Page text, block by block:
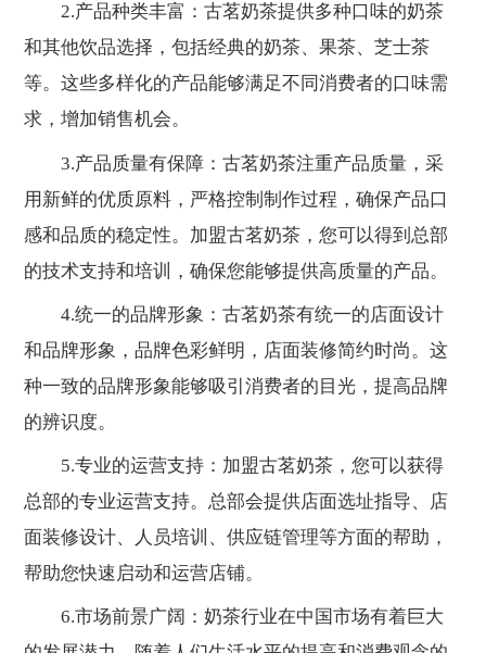
2.产品种类丰富：古茗奶茶提供多种口味的奶茶
和其他饮品选择，包括经典的奶茶、果茶、芝士茶
等。这些多样化的产品能够满足不同消费者的口味需
求，增加销售机会。
3.产品质量有保障：古茗奶茶注重产品质量，采
用新鲜的优质原料，严格控制制作过程，确保产品口
感和品质的稳定性。加盟古茗奶茶，您可以得到总部
的技术支持和培训，确保您能够提供高质量的产品。
4.统一的品牌形象：古茗奶茶有统一的店面设计
和品牌形象，品牌色彩鲜明，店面装修简约时尚。这
种一致的品牌形象能够吸引消费者的目光，提高品牌
的辨识度。
5.专业的运营支持：加盟古茗奶茶，您可以获得
总部的专业运营支持。总部会提供店面选址指导、店
面装修设计、人员培训、供应链管理等方面的帮助，
帮助您快速启动和运营店铺。
6.市场前景广阔：奶茶行业在中国市场有着巨大